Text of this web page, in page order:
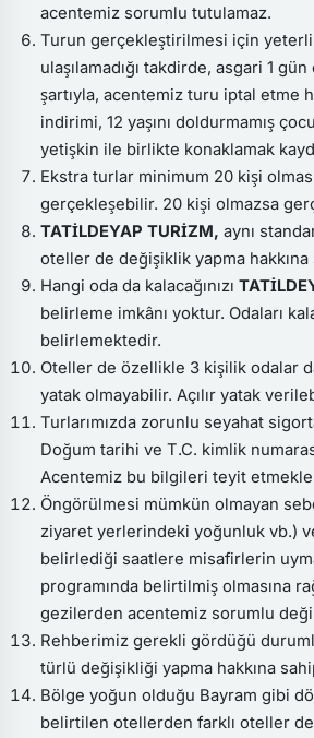
acentemiz sorumlu tutulamaz.
Turun gerçekleştirilmesi için yeterli
ulaşılamadığı takdirde, asgari 1
şartıyla, acentemiz turu iptal etme
indirimi, 12 yaşını doldurmamış
yetişkin ile birlikte konaklamak
Ekstra turlar minimum 20 kişi
gerçekleşebilir. 20 kişi olmazsa
TATİLDEYAP TURİZM, aynı
oteller de değişiklik yapma hakkına
Hangi oda da kalacağınızı
belirleme imkânı yoktur. Odaları
belirlemektedir.
Oteller de özellikle 3 kişilik odalar
yatak olmayabilir. Açılır yatak
Turlarımızda zorunlu seyahat
Doğum tarihi ve T.C. kimlik
Acentemiz bu bilgileri teyit
Öngörülmesi mümkün olmayan
ziyaret yerlerindeki yoğunluk vb.)
belirlediği saatlere misafirlerin
programında belirtilmiş olmasına
gezilerden acentemiz sorumlu
Rehberimiz gerekli gördüğü
türlü değişikliği yapma hakkına
Bölge yoğun olduğu Bayram gibi
belirtilen otellerden farklı oteller